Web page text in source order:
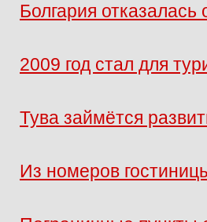
Болгария отказалась
2009 год стал для
Тува займётся
Из номеров